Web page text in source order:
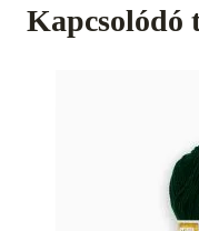
Kapcsolódó